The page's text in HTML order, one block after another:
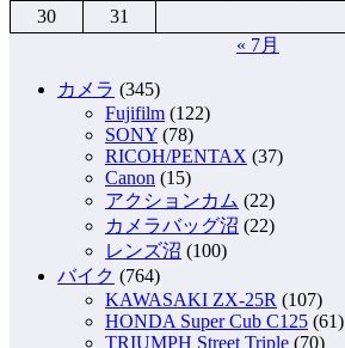
30
31
« 7月
カメラ (345)
Fujifilm (122)
SONY (78)
RICOH/PENTAX (37)
Canon (15)
アクションカム (22)
カメラバッグ沼 (22)
レンズ沼 (100)
バイク (764)
KAWASAKI ZX-25R (107)
HONDA Super Cub C125 (61)
TRIUMPH Street Triple (70)